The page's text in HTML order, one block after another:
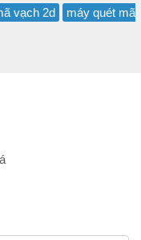
vạch 2d
máy quét mã